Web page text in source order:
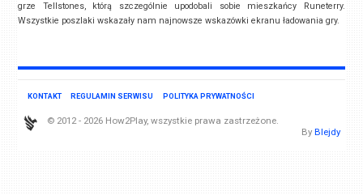
grze Tellstones, którą szczególnie upodobali sobie mieszkańcy Runeterry.
Wszystkie poszlaki wskazały nam najnowsze wskazówki ekranu ładowania gry.
KONTAKT REGULAMIN SERWISU POLITYKA PRYWATNOŚCI
© 2012 - 2026 How2Play, wszystkie prawa zastrzeżone.
By Blejdy